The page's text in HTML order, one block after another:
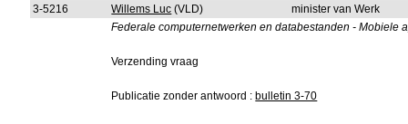
3-5216 Willems Luc (VLD)
minister van Werk
Federale computernetwerken en databestanden - Mobiele
Verzending vraag
Publicatie zonder antwoord : bulletin 3-70